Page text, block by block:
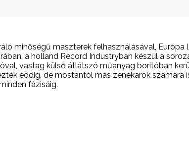
minőségű maszterek felhasználásával,
a holland Record Industryban készül a
vastag külső átlátszó műanyag boritóban
eddig, de mostantól más zenekarok
fázisáig.